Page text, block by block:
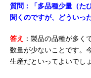
質問：「多品種少量（た
聞くのですが、どういっ
答え
：製品の品種が多く
数量が少ないことです。
生産だといってよいでし